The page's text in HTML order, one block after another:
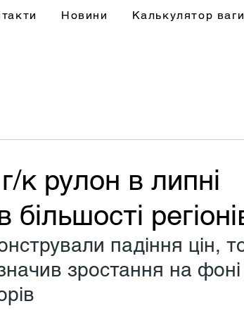
Новини Калькулятор ваги
к рулон в липні
падіння цін,
зростання на фоні